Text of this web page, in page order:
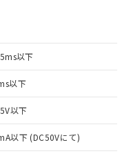
以下
以下
以下
以下 (DC50Vにて)
品の中には、
る商品もある
。
照会結果は、
点での社内デー
ものであり、閲
の在庫および標
無形物で、有
です。
有部品として
場合などや
ます。
以下、 カド
が中国RoHSの
ます。
が中国RoHSの
ます。
売部門へお問
：
、 Cd(カドミウ
のうち、外国
定める商品
いう）を輸出
る場合は、日本
は役務取引許